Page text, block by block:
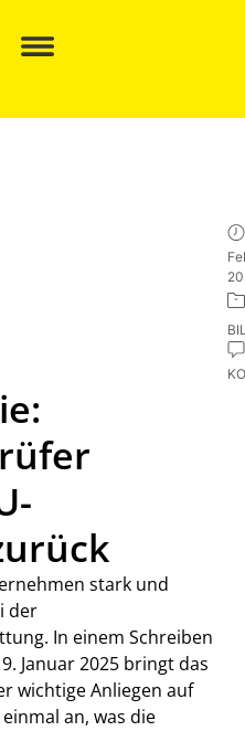
stark und
der
In einem Schreiben
Januar 2025 bringt das
wichtige Anliegen auf
an, was die